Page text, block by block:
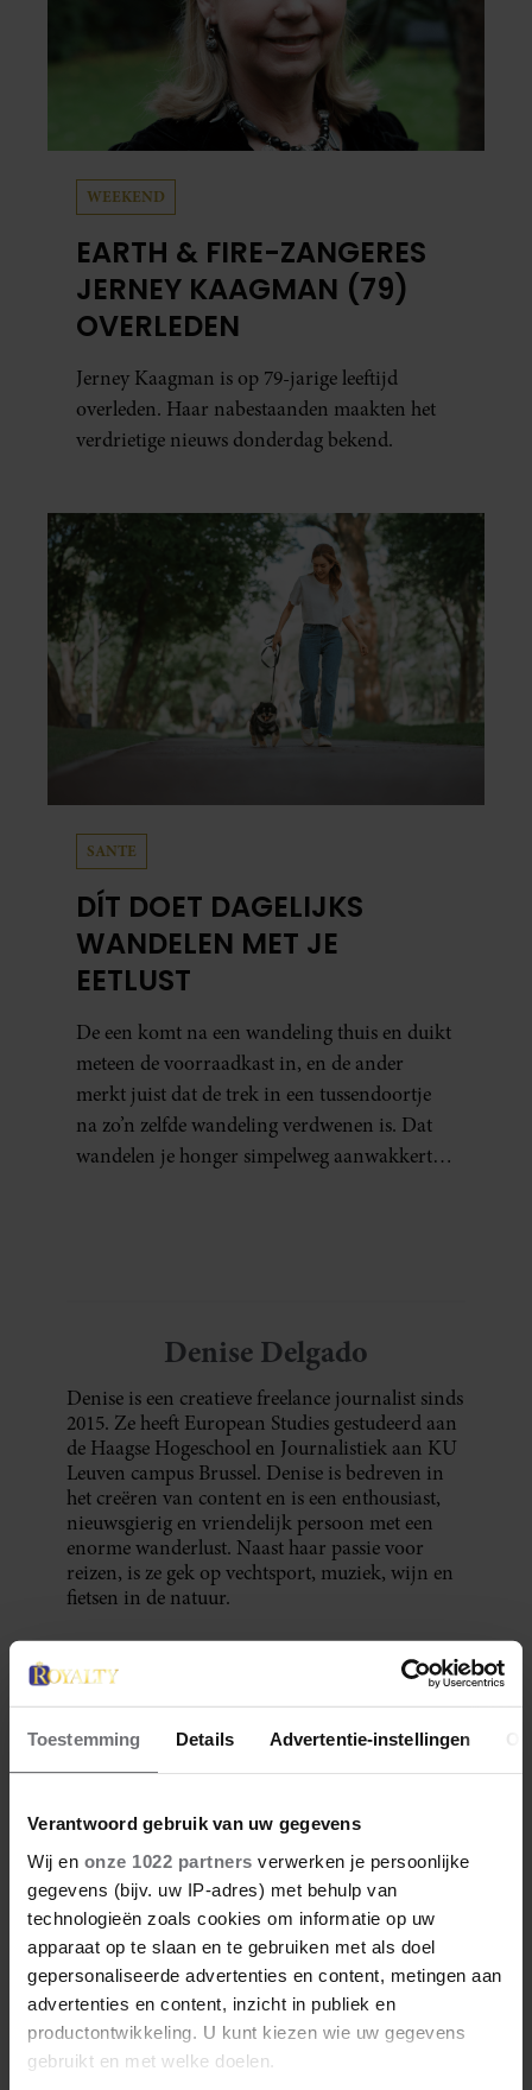
Toestemming Details Advertentie-instellingen
Verantwoord gebruik van uw gegevens
Wij en onze 1022 partners verwerken je persoonlijke
gegevens (bijv. uw IP-adres) met behulp van
technologieën zoals cookies om informatie op uw
apparaat op te slaan en te gebruiken met als doel
gepersonaliseerde advertenties en content, metingen aan
advertenties en content, inzicht in publiek en
productontwikkeling. U kunt kiezen wie uw gegevens
gebruikt en met welke doelen.
WEEKEND
EARTH & FIRE-ZANGERES
JERNEY KAAGMAN (79)
OVERLEDEN
Jerney Kaagman is op 79-jarige leeftijd
overleden. Haar nabestaanden maakten het
verdrietige nieuws donderdag bekend.
SANTE
DÍT DOET DAGELIJKS
WANDELEN MET JE
EETLUST
De een komt na een wandeling thuis en duikt
meteen de voorraadkast in, en de ander
merkt juist dat de trek in een tussendoortje
na zo’n zelfde wandeling verdwenen is. Dat
wandelen je honger simpelweg aanwakkert,
Denise Delgado
Denise is een creatieve freelance journalist sinds
2015. Ze heeft European Studies gestudeerd aan
de Haagse Hogeschool en Journalistiek aan KU
Leuven campus Brussel. Denise is bedreven in
het creëren van content en is een enthousiast,
nieuwsgierig en vriendelijk persoon met een
enorme wanderlust. Naast haar passie voor
reizen, is ze gek op vechtsport, muziek, wijn en
fietsen in de natuur.
Meer van Denise
28 april 2026
DÍT ZIJN FAVORIETE
RESTAURANTS VAN ELOISE